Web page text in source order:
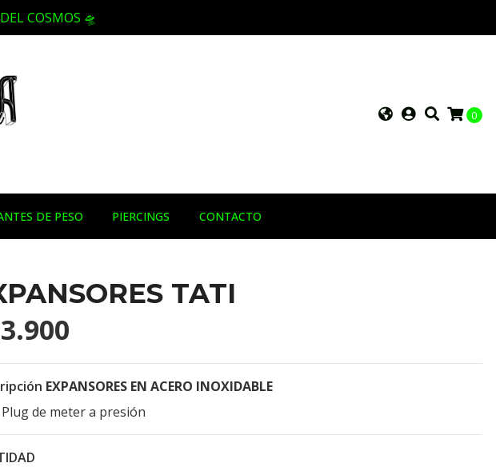
COSMOS 🛸
0
DE PESO PIERCINGS CONTACTO
TATI
EXPANSORES EN ACERO INOXIDABLE
de meter a presión